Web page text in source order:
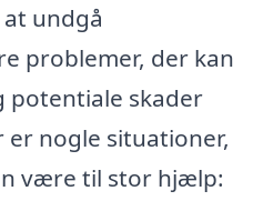
undgå
problemer, der kan
potentiale skader
er nogle situationer,
være til stor hjælp: